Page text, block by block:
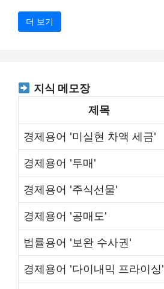
더 보기
지식 메모장
제목
경제용어 '미실현 차액 세금'
경제용어 '투매'
경제용어 '주식선물'
경제용어 '공매도'
법률용어 '보완 수사권'
경제용어 '다이내믹 프라이싱'